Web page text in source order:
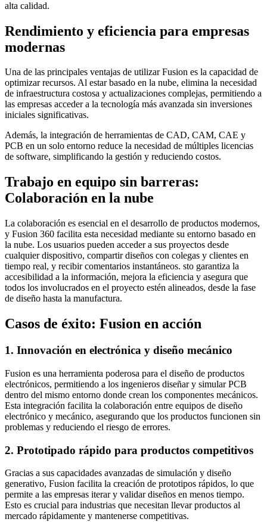
alta calidad.
Rendimiento y eficiencia para empresas
modernas
Una de las principales ventajas de utilizar Fusion es la capacidad de
optimizar recursos. Al estar basado en la nube, elimina la necesidad
de infraestructura costosa y actualizaciones complejas, permitiendo a
las empresas acceder a la tecnología más avanzada sin inversiones
iniciales significativas.
Además, la integración de herramientas de CAD, CAM, CAE y
PCB en un solo entorno reduce la necesidad de múltiples licencias
de software, simplificando la gestión y reduciendo costos.
Trabajo en equipo sin barreras:
Colaboración en la nube
La colaboración es esencial en el desarrollo de productos modernos,
y Fusion 360 facilita esta necesidad mediante su entorno basado en
la nube. Los usuarios pueden acceder a sus proyectos desde
cualquier dispositivo, compartir diseños con colegas y clientes en
tiempo real, y recibir comentarios instantáneos. sto garantiza la
accesibilidad a la información, mejora la eficiencia y asegura que
todos los involucrados en el proyecto estén alineados, desde la fase
de diseño hasta la manufactura.
Casos de éxito: Fusion en acción
1. Innovación en electrónica y diseño mecánico
Fusion es una herramienta poderosa para el diseño de productos
electrónicos, permitiendo a los ingenieros diseñar y simular PCB
dentro del mismo entorno donde crean los componentes mecánicos.
Esta integración facilita la colaboración entre equipos de diseño
electrónico y mecánico, asegurando que los productos funcionen sin
problemas y reduciendo el riesgo de errores.
2. Prototipado rápido para productos competitivos
Gracias a sus capacidades avanzadas de simulación y diseño
generativo, Fusion facilita la creación de prototipos rápidos, lo que
permite a las empresas iterar y validar diseños en menos tiempo.
Esto es crucial para industrias que necesitan llevar productos al
mercado rápidamente y mantenerse competitivas.